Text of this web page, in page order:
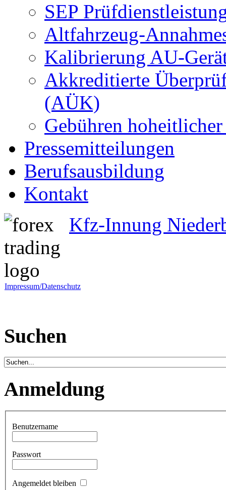
SEP
Altfahrzeug-
Kalibrierung AU-
Akkreditierte
(AÜK)
Gebühren
Pressemitteilungen
Berufsausbildung
Kontakt
Kfz-Innung
Impressum/Datenschutz
Suchen
Anmeldung
Benutzername
Passwort
Angemeldet bleiben